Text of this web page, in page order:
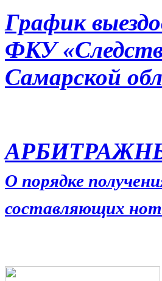
График
ФКУ
Самарской
О порядке
составляющих